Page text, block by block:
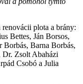
plota a brány:
Bettes, Ján Borsos,
Barna Borbás,
Dr. Zsolt Abaházi
Csobó a Julia